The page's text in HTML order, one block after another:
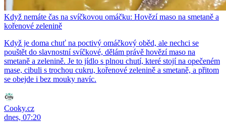
Když nemáte čas na svíčkovou omáčku: Hovězí maso na smetaně a
kořenové zelenině
Když je doma chuť na poctivý omáčkový oběd, ale nechci se
pouštět do slavnostní svíčkové, dělám právě hovězí maso na
smetaně a zelenině. Je to jídlo s plnou chutí, které stojí na opečeném
mase, cibuli s trochou cukru, kořenové zelenině a smetaně, a přitom
se obejde i bez mouky navíc.
Cooky.cz
dnes, 07:20